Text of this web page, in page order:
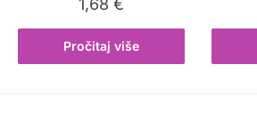
1,68€
Pročitaj više